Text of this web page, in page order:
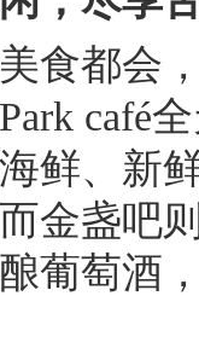
都会，
café
鲜、新
金盏吧
葡萄酒